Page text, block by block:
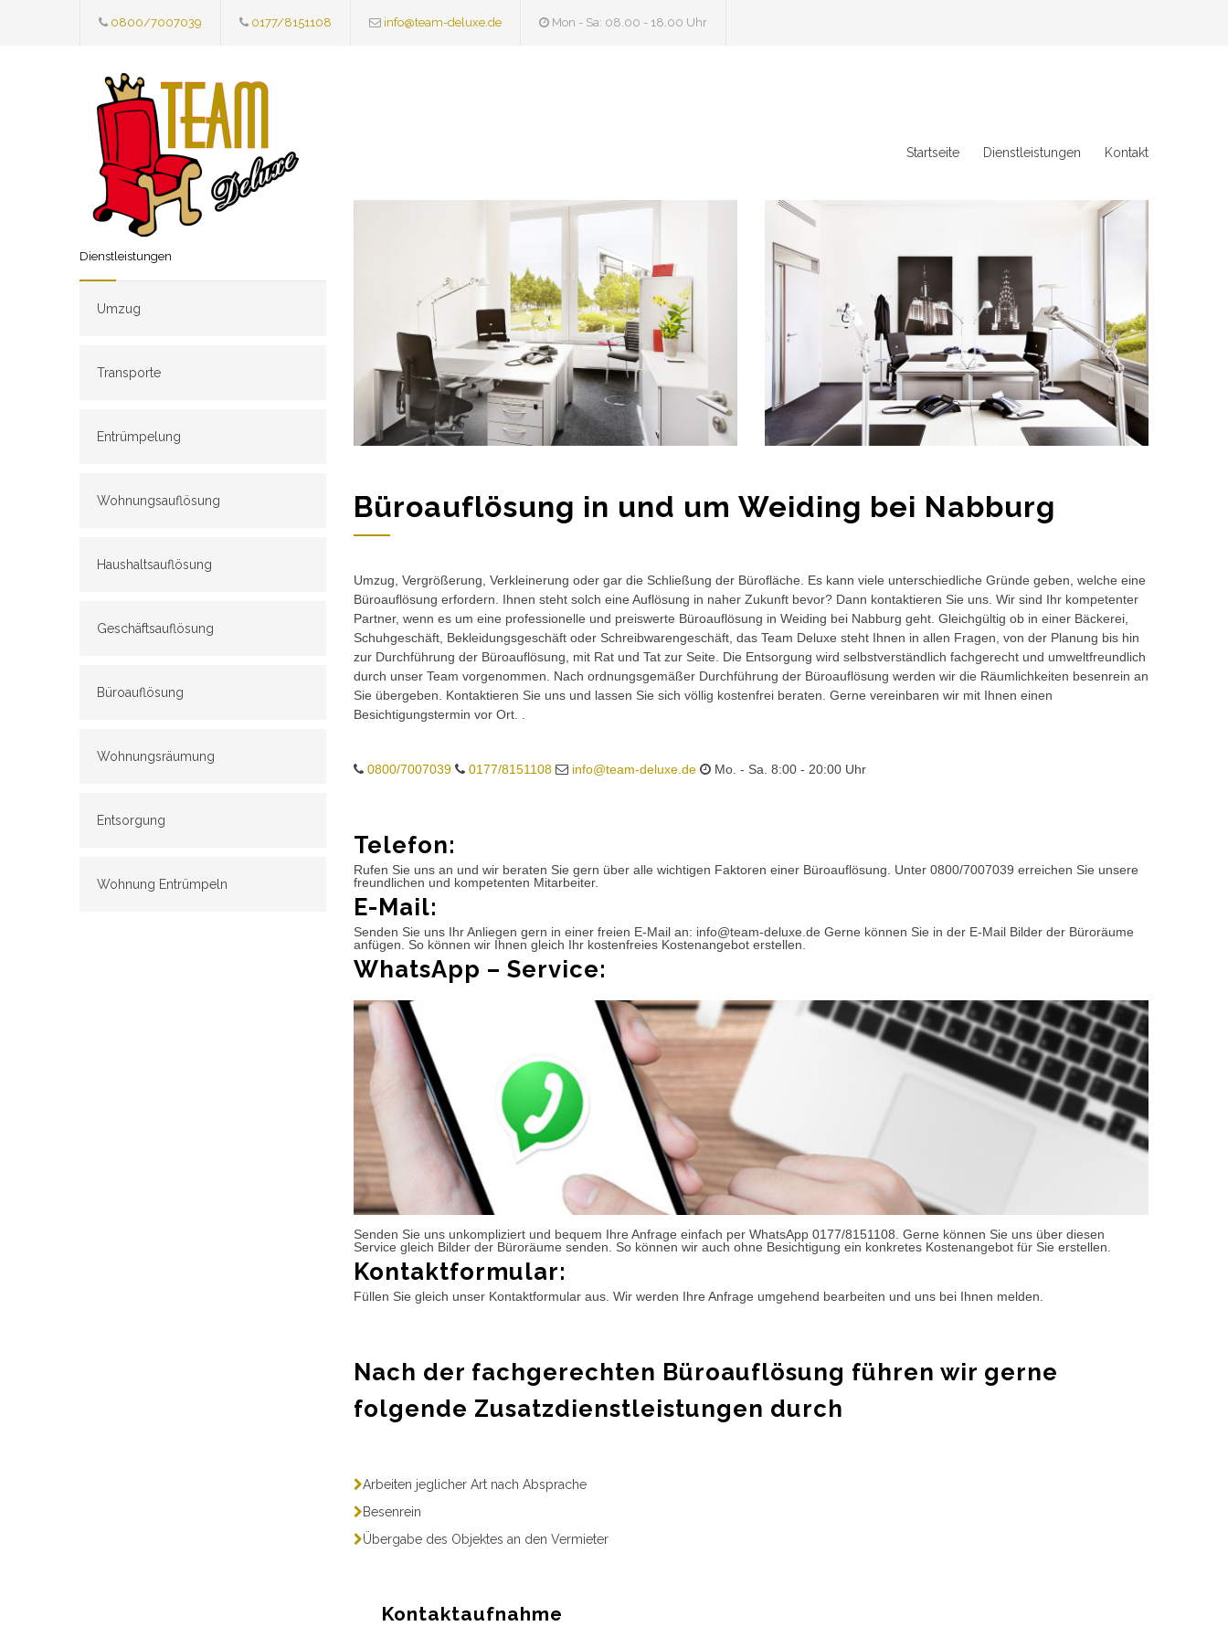
0800/7007039 0177/8151108 info@team-deluxe.de Mon - Sa: 08.00 - 18.00 Uhr
Startseite Dienstleistungen Kontakt
Dienstleistungen
Umzug
Transporte
Entrümpelung
Wohnungsauflösung
Haushaltsauflösung
Geschäftsauflösung
Büroauflösung
Wohnungsräumung
Entsorgung
Wohnung Entrümpeln
Büroauflösung in und um Weiding bei Nabburg
Umzug, Vergrößerung, Verkleinerung oder gar die Schließung der Bürofläche. Es kann viele unterschiedliche Gründe geben, welche eine
Büroauflösung erfordern. Ihnen steht solch eine Auflösung in naher Zukunft bevor? Dann kontaktieren Sie uns. Wir sind Ihr kompetenter
Partner, wenn es um eine professionelle und preiswerte Büroauflösung in Weiding bei Nabburg geht. Gleichgültig ob in einer Bäckerei,
Schuhgeschäft, Bekleidungsgeschäft oder Schreibwarengeschäft, das Team Deluxe steht Ihnen in allen Fragen, von der Planung bis hin
zur Durchführung der Büroauflösung, mit Rat und Tat zur Seite. Die Entsorgung wird selbstverständlich fachgerecht und umweltfreundlich
durch unser Team vorgenommen. Nach ordnungsgemäßer Durchführung der Büroauflösung werden wir die Räumlichkeiten besenrein an
Sie übergeben. Kontaktieren Sie uns und lassen Sie sich völlig kostenfrei beraten. Gerne vereinbaren wir mit Ihnen einen
Besichtigungstermin vor Ort. .
0800/7007039 0177/8151108 info@team-deluxe.de Mo. - Sa. 8:00 - 20:00 Uhr
Telefon:
Rufen Sie uns an und wir beraten Sie gern über alle wichtigen Faktoren einer Büroauflösung. Unter 0800/7007039 erreichen Sie unsere
freundlichen und kompetenten Mitarbeiter.
E-Mail:
Senden Sie uns Ihr Anliegen gern in einer freien E-Mail an: info@team-deluxe.de Gerne können Sie in der E-Mail Bilder der Büroräume
anfügen. So können wir Ihnen gleich Ihr kostenfreies Kostenangebot erstellen.
WhatsApp – Service:
Senden Sie uns unkompliziert und bequem Ihre Anfrage einfach per WhatsApp 0177/8151108. Gerne können Sie uns über diesen
Service gleich Bilder der Büroräume senden. So können wir auch ohne Besichtigung ein konkretes Kostenangebot für Sie erstellen.
Kontaktformular:
Füllen Sie gleich unser Kontaktformular aus. Wir werden Ihre Anfrage umgehend bearbeiten und uns bei Ihnen melden.
Nach der fachgerechten Büroauflösung führen wir gerne
folgende Zusatzdienstleistungen durch
Arbeiten jeglicher Art nach Absprache
Besenrein
Übergabe des Objektes an den Vermieter
Kontaktaufnahme